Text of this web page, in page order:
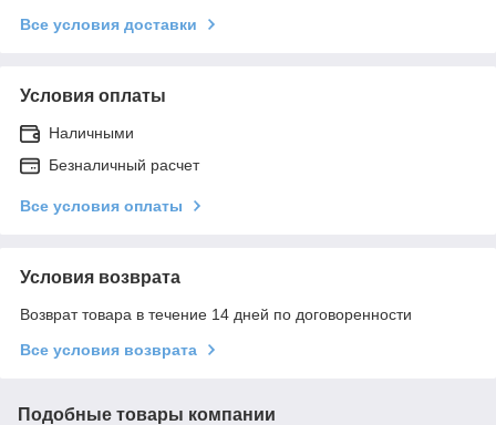
Все условия доставки
Условия оплаты
Наличными
Безналичный расчет
Все условия оплаты
Условия возврата
Возврат товара в течение 14 дней по договоренности
Все условия возврата
Подобные товары компании